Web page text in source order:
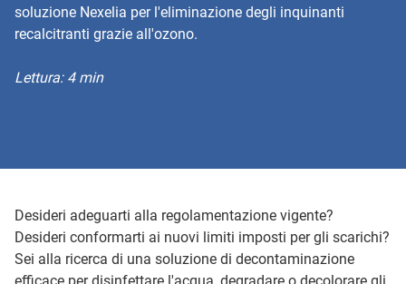
soluzione Nexelia per l'eliminazione degli inquinanti
recalcitranti grazie all'ozono.
Lettura: 4 min
Desideri adeguarti alla regolamentazione vigente?
Desideri conformarti ai nuovi limiti imposti per gli scarichi?
Sei alla ricerca di una soluzione di decontaminazione